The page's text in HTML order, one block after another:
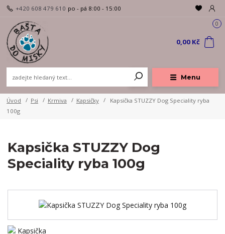
Menu
+420 608 479 610 po - pá 8:00 - 15:00
0
0,00 Kč
Úvod Psi Krmiva Kapsičky
Kapsička STUZZY Dog Speciality ryba
100g
Kapsička STUZZY Dog
Speciality ryba 100g